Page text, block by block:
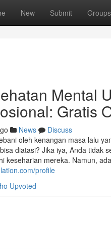
New Submit Groups
Mental
Gratis
News
Discuss
oleh kenangan masa lalu
diatasi? Jika iya, Anda tidak
keseharian mereka. Namun,
profile
Upvoted